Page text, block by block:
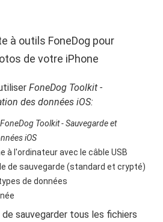
à outils FoneDog pour
de votre iPhone
FoneDog Toolkit -
des données iOS:
FoneDog Toolkit - Sauvegarde et
iOS
à l'ordinateur avec le câble USB
de sauvegarde (standard et crypté)
de données
sauvegarder tous les fichiers